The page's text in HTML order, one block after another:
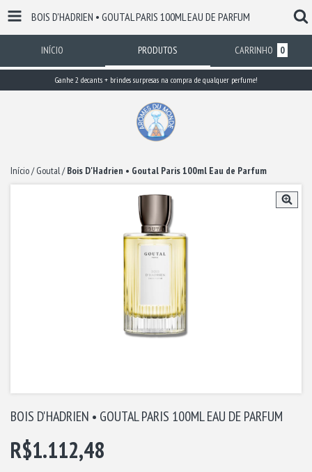
BOIS D'HADRIEN • GOUTAL PARIS 100ML EAU DE PARFUM
INÍCIO PRODUTOS CARRINHO 0
Ganhe 2 decants + brindes surpresas na compra de qualquer perfume!
Início/ Goutal/ Bois D'Hadrien • Goutal Paris 100ml Eau de Parfum
BOIS D'HADRIEN • GOUTAL PARIS 100ML EAU DE PARFUM
R$1.112,48